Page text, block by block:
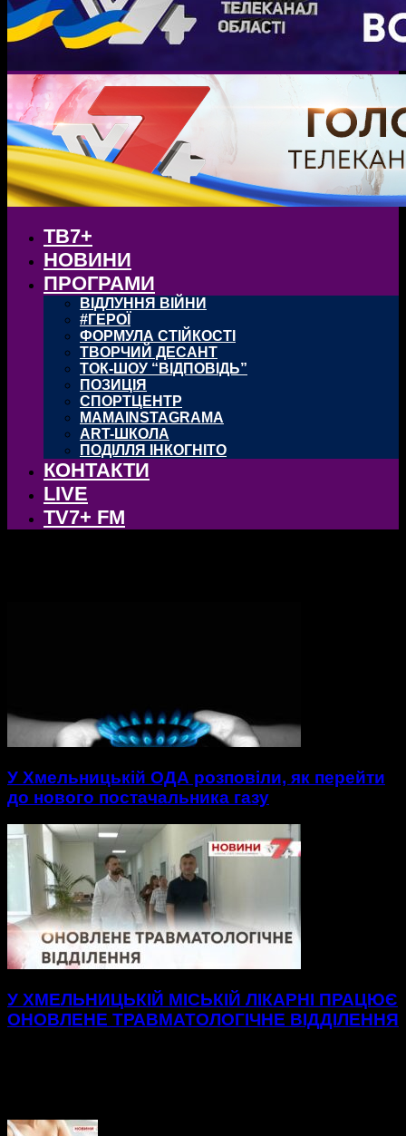
ТВ7+
НОВИНИ
ПРОГРАМИ
ВІДЛУННЯ ВІЙНИ
#ГЕРОЇ
ФОРМУЛА СТІЙКОСТІ
ТВОРЧИЙ ДЕСАНТ
ТОК-ШОУ “ВІДПОВІДЬ”
ПОЗИЦІЯ
СПОРТЦЕНТР
MAMAINSTAGRAMA
ART-ШКОЛА
ПОДІЛЛЯ ІНКОГНІТО
КОНТАКТИ
LIVE
TV7+ FM
У Хмельницькій ОДА розповіли, як перейти
до нового постачальника газу
У ХМЕЛЬНИЦЬКІЙ МІСЬКІЙ ЛІКАРНІ ПРАЦЮЄ
ОНОВЛЕНЕ ТРАВМАТОЛОГІЧНЕ ВІДДІЛЕННЯ